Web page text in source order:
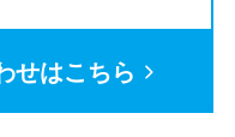
せはこちら